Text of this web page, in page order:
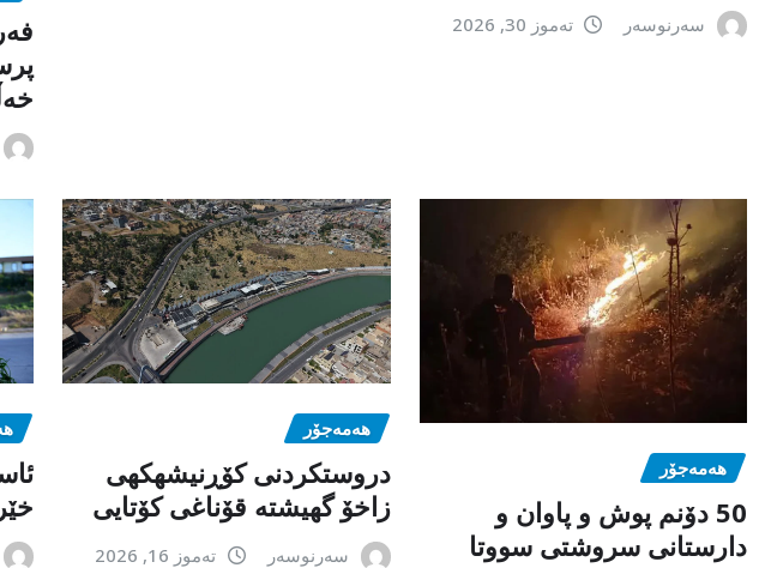
سەرنوسەر تەموز 30, 2026
هەمەجۆر
50 دۆنم پوش و پاوان و
دارستانی سروشتی سووتا
هەمەجۆر
دروستکردنی کۆڕنیشهكهی
زاخۆ گهیشته قۆناغی کۆتایی
سەرنوسەر تەموز 16, 2026